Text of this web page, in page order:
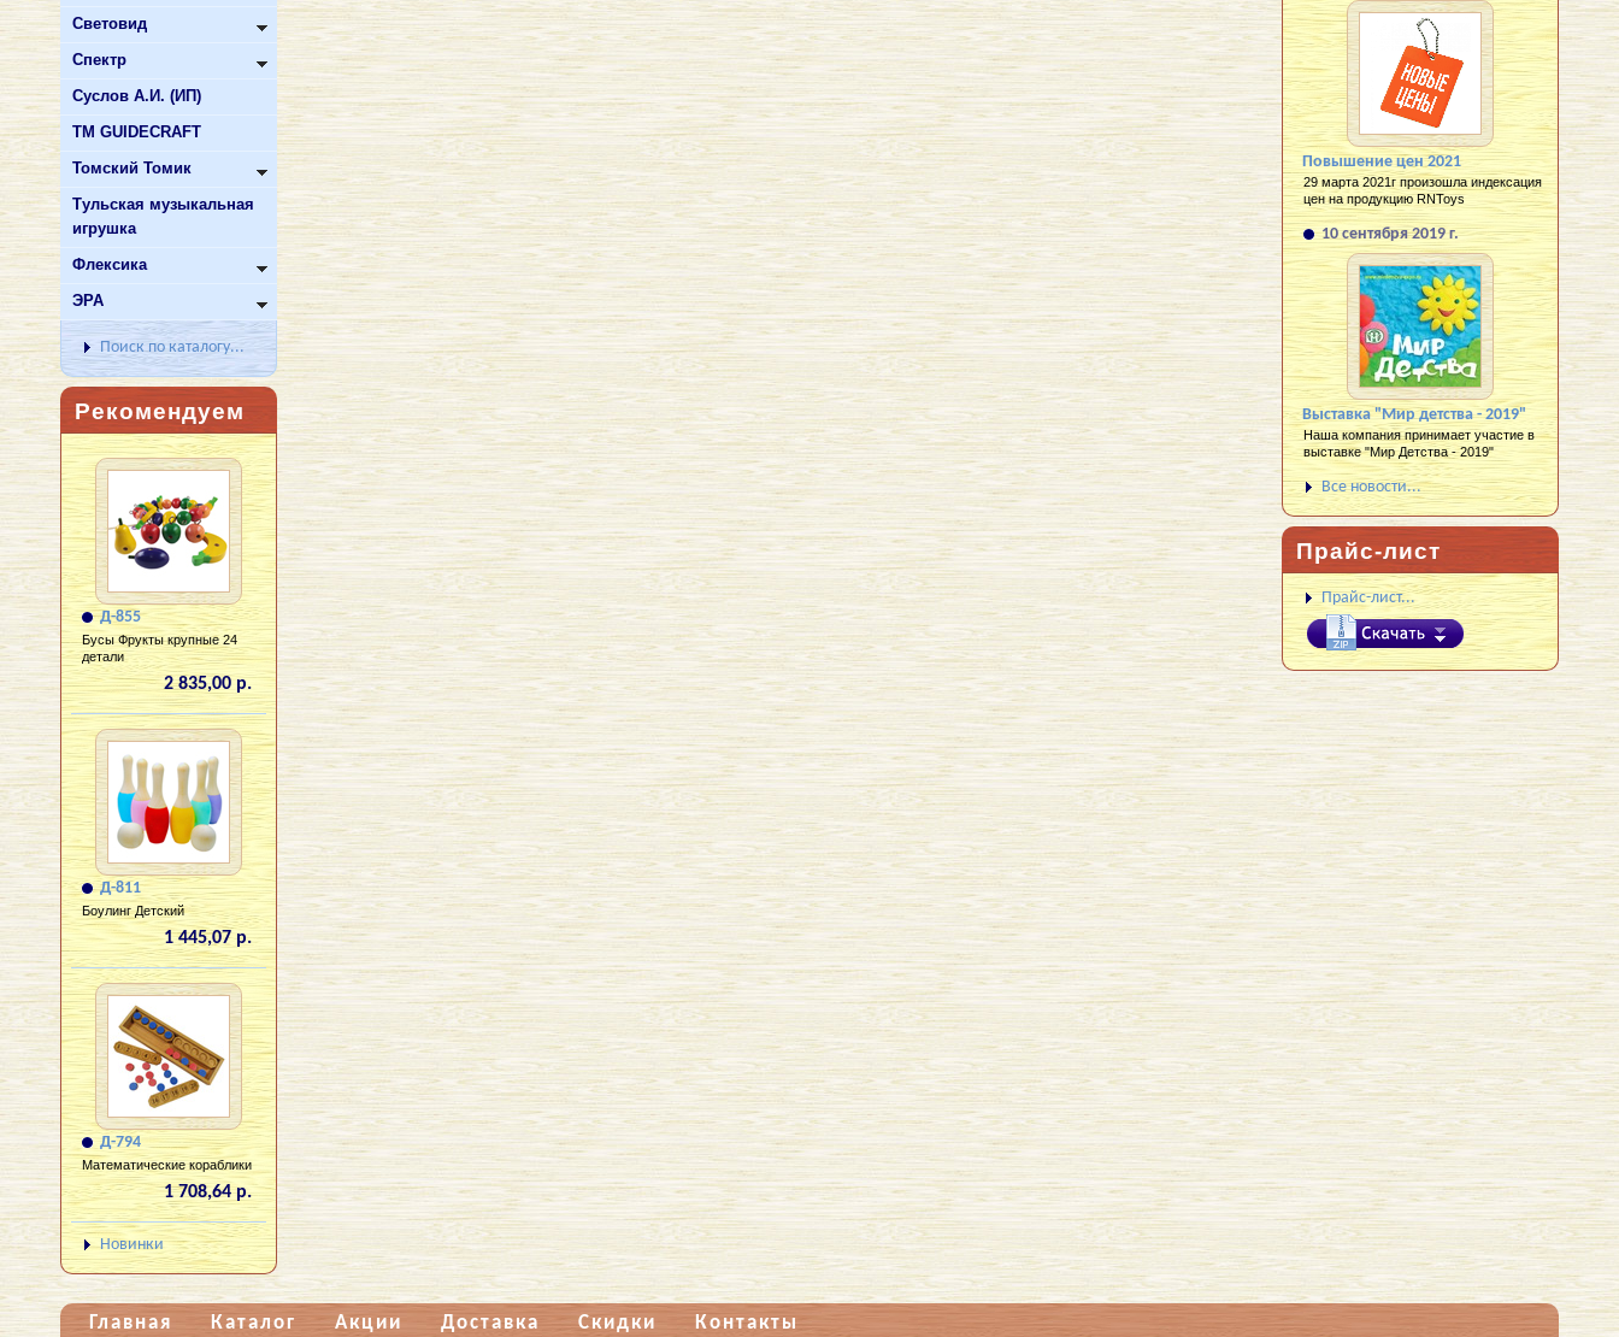
Световид
Спектр
Суслов А.И. (ИП)
ТМ GUIDECRAFT
Томский Томик
Тульская музыкальная
игрушка
Флексика
ЭРА
Поиск по каталогу...
Рекомендуем
Д-855
Бусы Фрукты крупные 24
детали
2 835,00 р.
Д-811
Боулинг Детский
1 445,07 р.
Д-794
Математические кораблики
1 708,64 р.
Новинки
Повышение цен 2021
29 марта 2021г произошла индексация
цен на продукцию RNToys
10 сентября 2019 г.
Выставка "Мир детства - 2019"
Наша компания принимает участие в
выставке "Мир Детства - 2019"
Все новости...
Прайс-лист
Прайс-лист...
Главная Каталог Акции Доставка Скидки Контакты